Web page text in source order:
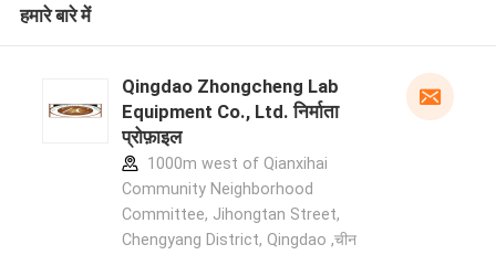
हमारे बारे में
Qingdao Zhongcheng Lab
Equipment Co., Ltd. निर्माता
प्रोफ़ाइल
1000m west of Qianxihai
Community Neighborhood
Committee, Jihongtan Street,
Chengyang District, Qingdao ,चीन